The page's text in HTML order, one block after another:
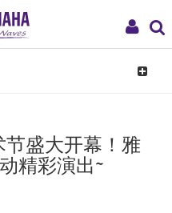
My
Toggle
节盛大开幕！雅
精彩演出~